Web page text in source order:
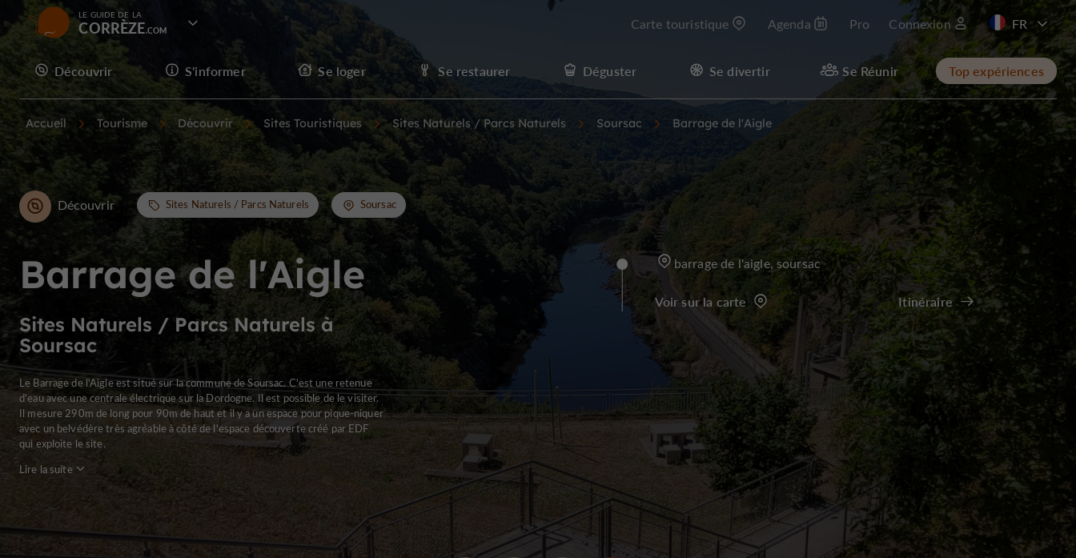
LE GUIDE DE LA
CORRÈZE Carte touristique Agenda Pro Connexion
EN
Découvrir S'informer Se loger Se restaurer Déguster Se divertir Se Réunir Top expériences
Accueil Tourisme Découvrir Sites Touristiques Sites Naturels / Parcs Naturels Soursac Barrage de l'Aigle
Barrage de l'Aigle
Sites Naturels / Parcs Naturels à
Soursac
Découvrir Sites Naturels / Parcs Naturels Soursac
Le Barrage de l'Aigle est situé sur la commune de Soursac. C'est une retenue
d'eau avec une centrale électrique sur la Dordogne. Il est possible de le visiter.
Il mesure 290m de long pour 90m de haut et il y a un espace pour pique-niquer
avec un belvédère très agréable à côté de l'espace découverte créé par EDF
qui exploite le site.
Lire la suite
barrage de l'aigle, soursac
Voir sur la carte Itinéraire